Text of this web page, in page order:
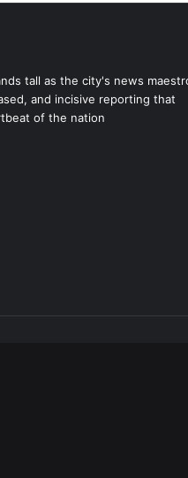
tall as the city's news
and incisive reporting that
of the nation